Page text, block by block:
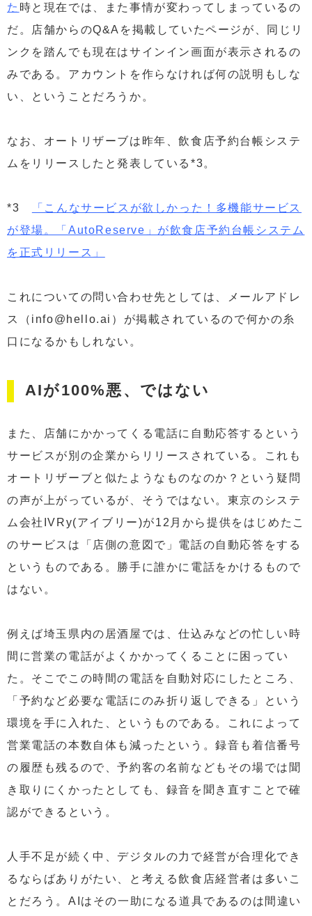
た 時と現在では、また事情が変わってしまっているの
だ。店舗からのQ&Aを掲載していたページが、同じリ
ンクを踏んでも現在はサインイン画面が表示されるの
みである。アカウントを作らなければ何の説明もしな
い、ということだろうか。
なお、オートリザーブは昨年、飲食店予約台帳システ
ムをリリースしたと発表している*3。
*3
「こんなサービスが欲しかった！多機能サービス
が登場。「AutoReserve」が飲食店予約台帳システム
を正式リリース」
これについての問い合わせ先としては、メールアドレ
ス（info@hello.ai）が掲載されているので何かの糸
口になるかもしれない。
AIが100%悪、ではない
また、店舗にかかってくる電話に自動応答するという
サービスが別の企業からリリースされている。これも
オートリザーブと似たようなものなのか？という疑問
の声が上がっているが、そうではない。東京のシステ
ム会社IVRy(アイブリー)が12月から提供をはじめたこ
のサービスは「店側の意図で」電話の自動応答をする
というものである。勝手に誰かに電話をかけるもので
はない。
例えば埼玉県内の居酒屋では、仕込みなどの忙しい時
間に営業の電話がよくかかってくることに困ってい
た。そこでこの時間の電話を自動対応にしたところ、
「予約など必要な電話にのみ折り返しできる」という
環境を手に入れた、というものである。これによって
営業電話の本数自体も減ったという。録音も着信番号
の履歴も残るので、予約客の名前などもその場では聞
き取りにくかったとしても、録音を聞き直すことで確
認ができるという。
人手不足が続く中、デジタルの力で経営が合理化でき
るならばありがたい、と考える飲食店経営者は多いこ
とだろう。AIはその一助になる道具であるのは間違い